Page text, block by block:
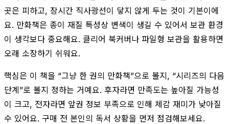
곳은 피하고, 장시간 직사광선이 닿지 않게 두는 것이 기본이에
요. 만화책은 종이 재질 특성상 변색이 생길 수 있어서 보관 환경
이 생각보다 중요해요. 클리어 북커버나 파일형 보관을 활용하면
오래 소장하기 쉬워요.
핵심은 이 책을 “그냥 한 권의 만화책”으로 볼지, “시리즈의 다음
단계”로 볼지 정하는 거예요. 후자라면 만족도는 높아질 가능성
이 크고, 전자라면 앞권 정보 부족으로 인해 체감 재미가 낮아질
수 있어요. 구매 전 본인의 독서 상황을 먼저 점검해보세요.